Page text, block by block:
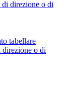
direzione o di
tabellare
o di